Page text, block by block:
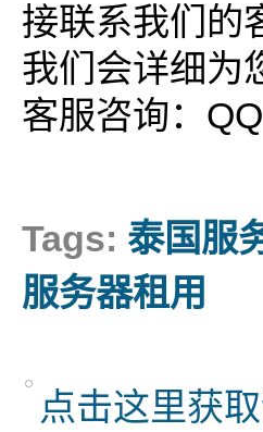
接联系我们的
我们会详细为
客服咨询：
Tags: 泰国服
服务器租用
点击这里获